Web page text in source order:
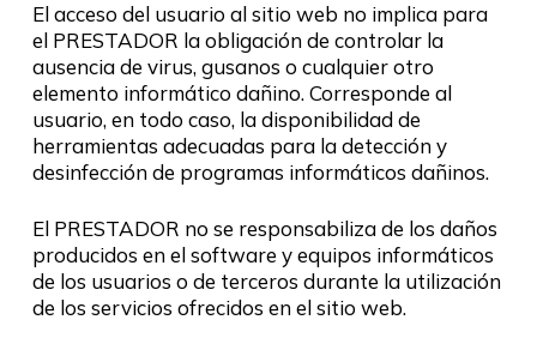
El acceso del usuario al sitio web no implica para
el PRESTADOR la obligación de controlar la
ausencia de virus, gusanos o cualquier otro
elemento informático dañino. Corresponde al
usuario, en todo caso, la disponibilidad de
herramientas adecuadas para la detección y
desinfección de programas informáticos dañinos.
El PRESTADOR no se responsabiliza de los daños
producidos en el software y equipos informáticos
de los usuarios o de terceros durante la utilización
de los servicios ofrecidos en el sitio web.